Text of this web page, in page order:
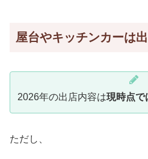
屋台やキッチンカーは
2026年の出店内容は現時点で
ただし、